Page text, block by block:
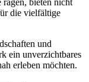
bieten nicht
die vielfältige
und
ein unverzichtbares
erleben möchten.